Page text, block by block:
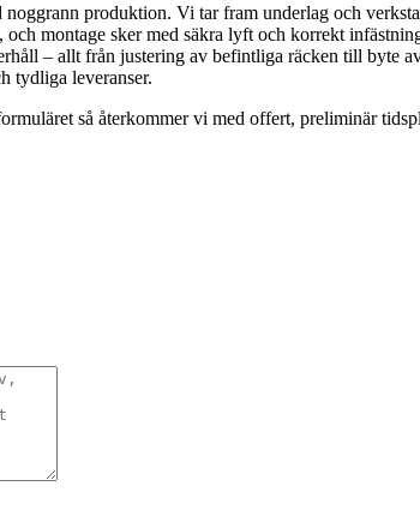
produktion. Vi tar fram underlag och
montage sker med säkra lyft och korrekt
– allt från justering av befintliga räcken till byte
tydliga leveranser.
så återkommer vi med offert, preliminär